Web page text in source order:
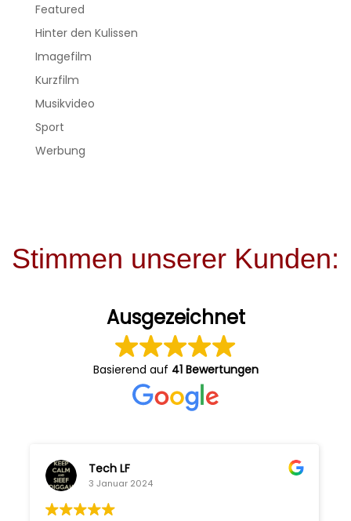
Featured
Hinter den Kulissen
Imagefilm
Kurzfilm
Musikvideo
Sport
Werbung
Stimmen unserer Kunden:
Ausgezeichnet
Basierend auf 41 Bewertungen
Tech LF
3 Januar 2024